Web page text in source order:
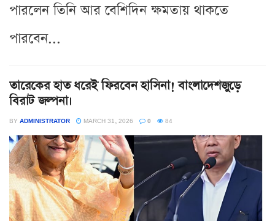
পারলেন তিনি আর বেশিদিন ক্ষমতায় থাকতে
পারবেন...
তারেকের হাত ধরেই ফিরবেন হাসিনা! বাংলাদেশজুড়ে
বিরাট জল্পনা।
BY ADMINISTRATOR MARCH 31, 2026 0 84